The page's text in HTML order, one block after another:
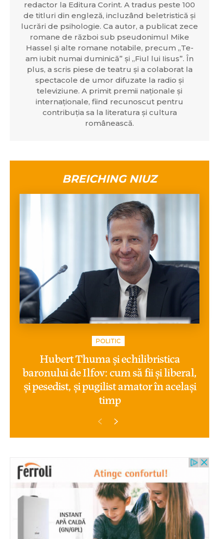
redactor la Editura Corint. A tradus peste 100
de titluri din engleză, incluzând beletristică și
lucrări de psihologie. Ca autor, a publicat zece
romane de război sub pseudonimul Mike
Hassel și alte romane notabile, precum „Te-
am iubit numai duminică” și „Fiul lui Iisus”. În
plus, a scris piese de teatru și a colaborat la
spectacole de umor difuzate la radio și
televiziune. A primit premii naționale și
internaționale, fiind recunoscut pentru
contribuția sa la literatura și cultura
românească.
BREICHING NIUZ
POLITIC
Hubert Thuma și echilibristica
baronului de Ilfov: cum să fii și liberal,
și pesedist, și pugilist amator în același
timp